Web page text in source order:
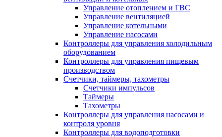
Управление отоплением и ГВС
Управление вентиляцией
Управление котельными
Управление насосами
Контроллеры для управления холодильным
оборудованием
Контроллеры для управления пищевым
производством
Счетчики, таймеры, тахометры
Счетчики импульсов
Таймеры
Тахометры
Контроллеры для управления насосами и
контроля уровня
Контроллеры для водоподготовки